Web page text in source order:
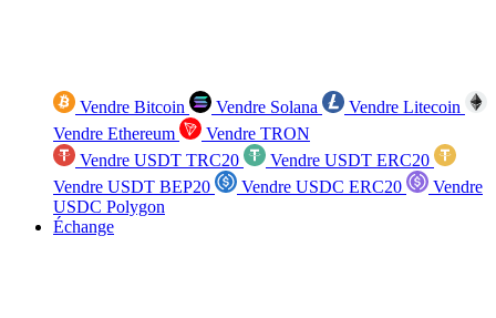
Vendre Bitcoin Vendre Solana
Vendre Litecoin
Vendre Ethereum
Vendre TRON
Vendre USDT TRC20
Vendre USDT ERC20
Vendre USDT BEP20
Vendre USDC ERC20
Vendre
USDC Polygon
Échange